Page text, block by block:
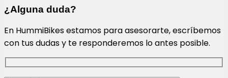
¿Alguna duda?
En HummiBikes estamos para asesorarte, escríbemos
con tus dudas y te responderemos lo antes posible.